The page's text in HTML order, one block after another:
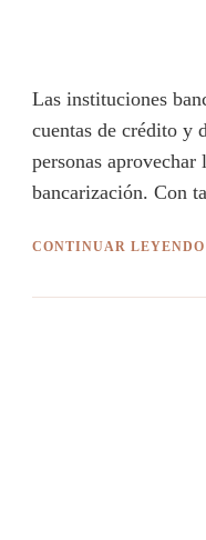
Las instituciones
cuentas de crédito y
personas
bancarización. Con
CONTINUAR LEYENDO